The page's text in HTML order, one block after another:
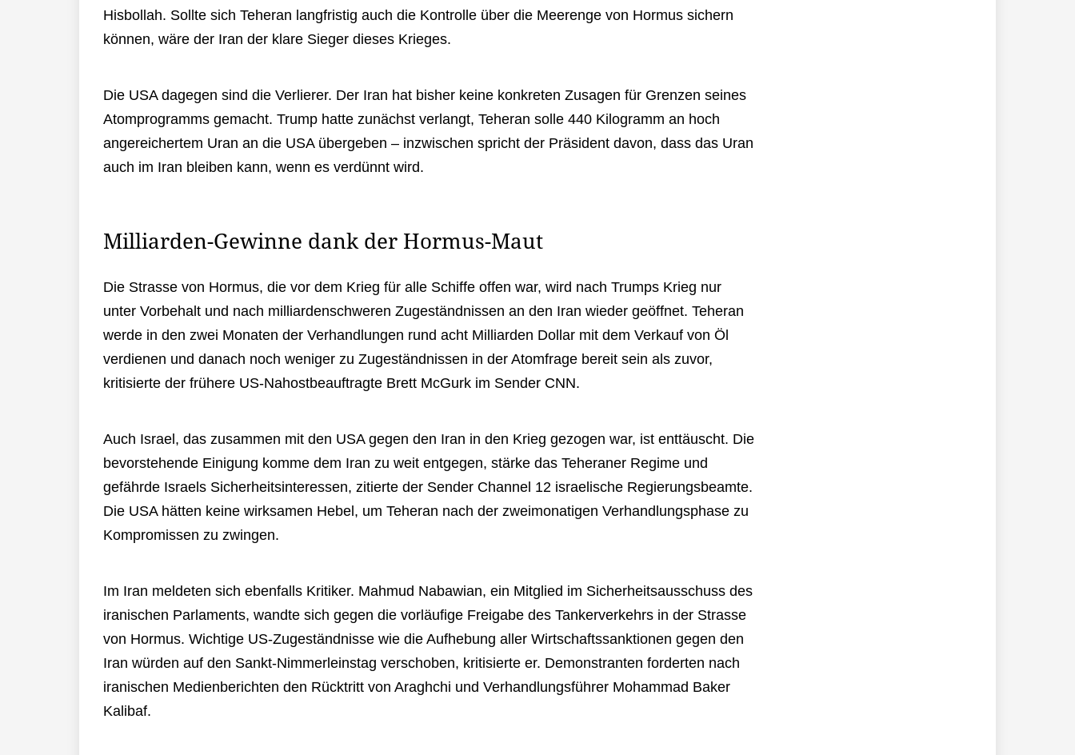
Hisbollah. Sollte sich Teheran langfristig auch die Kontrolle über die Meerenge von Hormus sichern
können, wäre der Iran der klare Sieger dieses Krieges.
Die USA dagegen sind die Verlierer. Der Iran hat bisher keine konkreten Zusagen für Grenzen seines
Atomprogramms gemacht. Trump hatte zunächst verlangt, Teheran solle 440 Kilogramm an hoch
angereichertem Uran an die USA übergeben – inzwischen spricht der Präsident davon, dass das Uran
auch im Iran bleiben kann, wenn es verdünnt wird.
Milliarden-Gewinne dank der Hormus-Maut
Die Strasse von Hormus, die vor dem Krieg für alle Schiffe offen war, wird nach Trumps Krieg nur
unter Vorbehalt und nach milliardenschweren Zugeständnissen an den Iran wieder geöffnet. Teheran
werde in den zwei Monaten der Verhandlungen rund acht Milliarden Dollar mit dem Verkauf von Öl
verdienen und danach noch weniger zu Zugeständnissen in der Atomfrage bereit sein als zuvor,
kritisierte der frühere US-Nahostbeauftragte Brett McGurk im Sender CNN.
Auch Israel, das zusammen mit den USA gegen den Iran in den Krieg gezogen war, ist enttäuscht. Die
bevorstehende Einigung komme dem Iran zu weit entgegen, stärke das Teheraner Regime und
gefährde Israels Sicherheitsinteressen, zitierte der Sender Channel 12 israelische Regierungsbeamte.
Die USA hätten keine wirksamen Hebel, um Teheran nach der zweimonatigen Verhandlungsphase zu
Kompromissen zu zwingen.
Im Iran meldeten sich ebenfalls Kritiker. Mahmud Nabawian, ein Mitglied im Sicherheitsausschuss des
iranischen Parlaments, wandte sich gegen die vorläufige Freigabe des Tankerverkehrs in der Strasse
von Hormus. Wichtige US-Zugeständnisse wie die Aufhebung aller Wirtschaftssanktionen gegen den
Iran würden auf den Sankt-Nimmerleinstag verschoben, kritisierte er. Demonstranten forderten nach
iranischen Medienberichten den Rücktritt von Araghchi und Verhandlungsführer Mohammad Baker
Kalibaf.